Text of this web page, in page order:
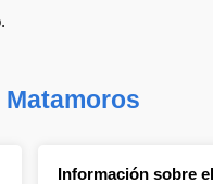
Información sobre